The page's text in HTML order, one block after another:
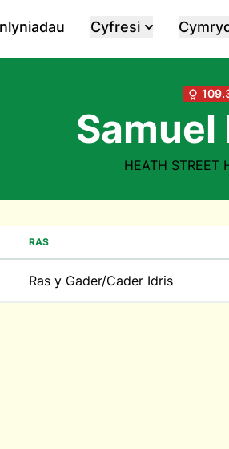
Cyfresi
Samuel
HEATH STREET
RAS
Ras y Gader/Cader Idris